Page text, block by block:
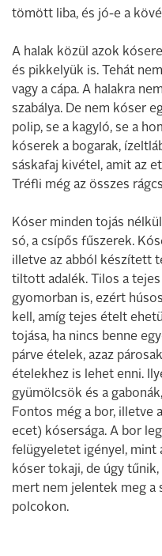
tömött liba, és jó-e a
A halak közül azok
és pikkelyük is. Tehát
vagy a cápa. A halakra
szabálya. De nem kóser
polip, se a kagyló, se a
kóserek a bogarak,
sáskafaj kivétel, amit az
Tréfli még az összes
Kóser minden tojás
só, a csípős fűszerek.
illetve az abból készített
tiltott adalék. Tilos a
gyomorban is, ezért
kell, amíg tejes ételt
tojása, ha nincs benne
párve ételek, azaz
ételekhez is lehet enni.
gyümölcsök és a
Fontos még a bor, illetve
ecet) kósersága. A bor
felügyeletet igényel, mint
kóser tokaji, de úgy
mert nem jelentek meg a
polcokon.